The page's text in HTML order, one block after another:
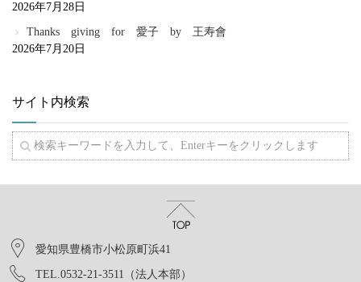
2026年7月28日
Thanks giving for 愛子 by 王寿會
2026年7月20日
サイト内検索
愛知県豊橋市小松原町浜41
TEL.0532-21-3511（法人本部）